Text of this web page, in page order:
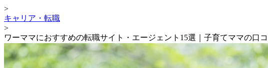
>
キャリア・転職
>
ワーママにおすすめの転職サイト・エージェント15選｜子育てママの口